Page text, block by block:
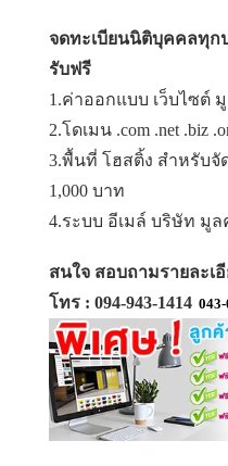
จดทะเบียนนิติบุคคลทุก
รับฟรี
1.ค่าออกแบบ เว็บไซต์
2.โดเมน .com .net .biz
3.พื้นที่ โฮสติ้ง สำหรับจั
1,000 บาท
4.ระบบ อีเมล์ บริษัท มูล
สนใจ สอบถามรายละเ
โทร : 094-943-1414